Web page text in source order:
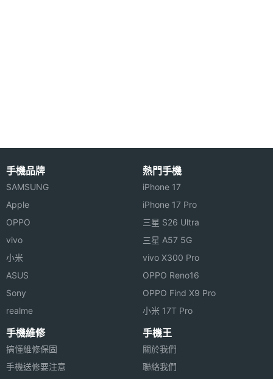
Ainol NOVO8 功能特色
◎ 支援紅外線、軌跡球
◎ 金屬站立支架設計、3.5mm 耳機插孔
◎ 8 吋電容式五點觸控螢幕、1280 × 768pixels 螢幕
解析度
◎ 內建 ARM Cortex-A9, 830MHz 處理器、ARM
Mali400 GPU
主相機
感光元
件
畫素
機體規格
度
機身寬
手機品牌
SAMSUNG
Apple
OPPO
vivo
小米
ASUS
Sony
realme
熱門手機
iPhone 17
iPhone 17 Pro
三星 S26 Ultra
三星 A57 5G
vivo X300 Pro
OPPO Reno16
OPPO Find X9 Pro
小米 17T Pro
手機維修
搞懂維修保固
手機送修要注意
手機王
關於我們
聯絡我們